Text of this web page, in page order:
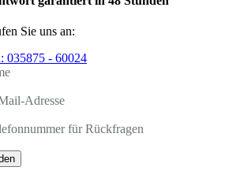
Sie uns an:
035875 - 60024
Adresse
für Rückfragen